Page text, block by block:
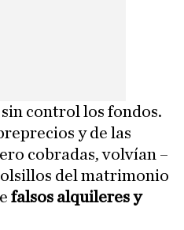
control los fondos.
y de las
cobradas, volvían –
del matrimonio
falsos alquileres y